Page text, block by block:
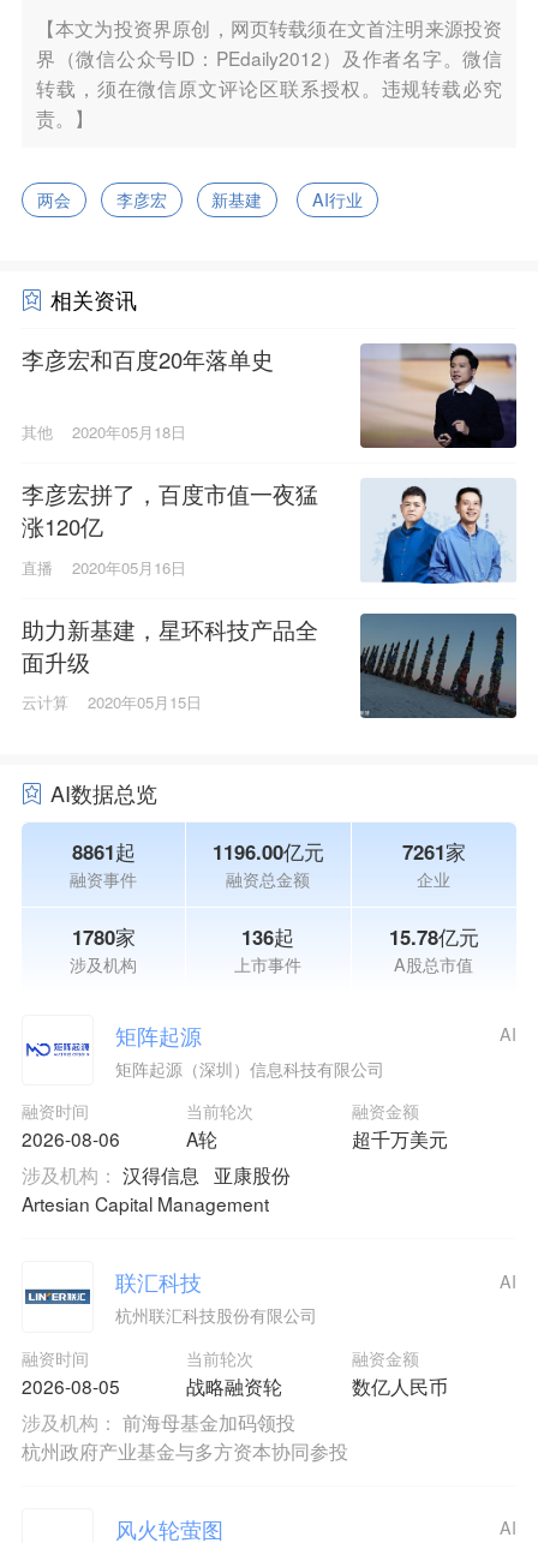
【本文为投资界原创，网页转载须在文首注明来源投资
界（微信公众号ID：PEdaily2012）及作者名字。微信
转载，须在微信原文评论区联系授权。违规转载必究
责。】
两会 李彦宏 新基建 AI行业
相关资讯
李彦宏和百度20年落单史
其他 2020年05月18日
李彦宏拼了，百度市值一夜猛
涨120亿
直播 2020年05月16日
助力新基建，星环科技产品全
面升级
云计算 2020年05月15日
AI数据总览
8861起
融资事件
1196.00亿元
融资总金额
7261家
企业
1780家
涉及机构
136起
上市事件
15.78亿元
A股总市值
矩阵起源
矩阵起源（深圳）信息科技有限公司
融资时间
2026-08-06
当前轮次
A轮
融资金额
超千万美元
AI
涉及机构： 汉得信息
亚康股份
Artesian Capital Management
联汇科技
杭州联汇科技股份有限公司
融资时间
2026-08-05
当前轮次
战略融资轮
融资金额
数亿人民币
AI
涉及机构： 前海母基金加码领投
杭州政府产业基金与多方资本协同参投
风火轮萤图 AI